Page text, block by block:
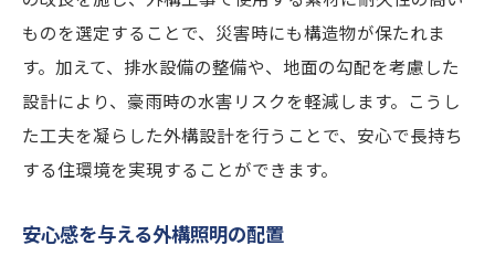
ものを選定することで、災害時にも構造物が保たれま
す。加えて、排水設備の整備や、地面の勾配を考慮した
設計により、豪雨時の水害リスクを軽減します。こうし
た工夫を凝らした外構設計を行うことで、安心で長持ち
する住環境を実現することができます。
安心感を与える外構照明の配置